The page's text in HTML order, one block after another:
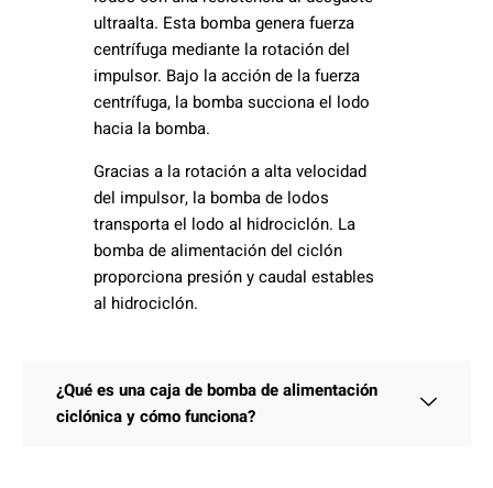
ultraalta. Esta bomba genera fuerza
centrífuga mediante la rotación del
impulsor. Bajo la acción de la fuerza
centrífuga, la bomba succiona el lodo
hacia la bomba.
Gracias a la rotación a alta velocidad
del impulsor, la bomba de lodos
transporta el lodo al hidrociclón. La
bomba de alimentación del ciclón
proporciona presión y caudal estables
al hidrociclón.
¿Qué es una caja de bomba de alimentación
ciclónica y cómo funciona?